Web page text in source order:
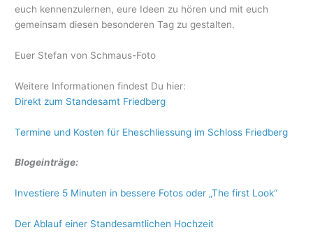
euch kennenzulernen, eure Ideen zu hören und mit euch
gemeinsam diesen besonderen Tag zu gestalten.
Euer Stefan von Schmaus-Foto
Weitere Informationen findest Du hier:
Direkt zum Standesamt Friedberg
Termine und Kosten für Eheschliessung im Schloss Friedberg
Blogeinträge:
Investiere 5 Minuten in bessere Fotos oder „The first Look“
Der Ablauf einer Standesamtlichen Hochzeit